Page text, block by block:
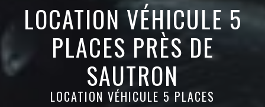
LOCATION VÉHICULE 5
PLACES PRÈS DE
SAUTRON
LOCATION VÉHICULE 5 PLACES